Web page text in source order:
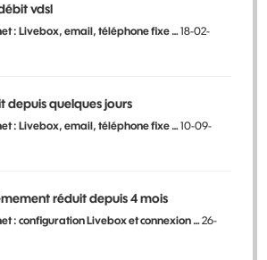
vdsl
: Livebox, email, téléphone fixe …18-02-
depuis quelques jours
: Livebox, email, téléphone fixe …10-09-
réduit depuis 4 mois
: configuration Livebox et connexion …26-